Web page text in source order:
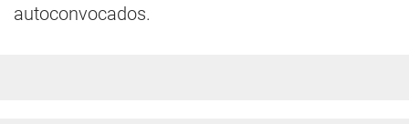
autoconvocados.